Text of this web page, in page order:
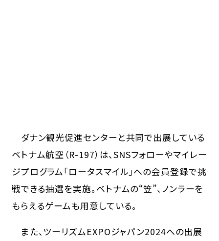
ダナン観光促進センターと共同で出展している
ベトナム航空（R-197）は、SNSフォローやマイレー
ジプログラム「ロータスマイル」への会員登録で挑
戦できる抽選を実施。ベトナムの“笠”、ノンラーを
もらえるゲームも用意している。
また、ツーリズムEXPOジャパン2024への出展